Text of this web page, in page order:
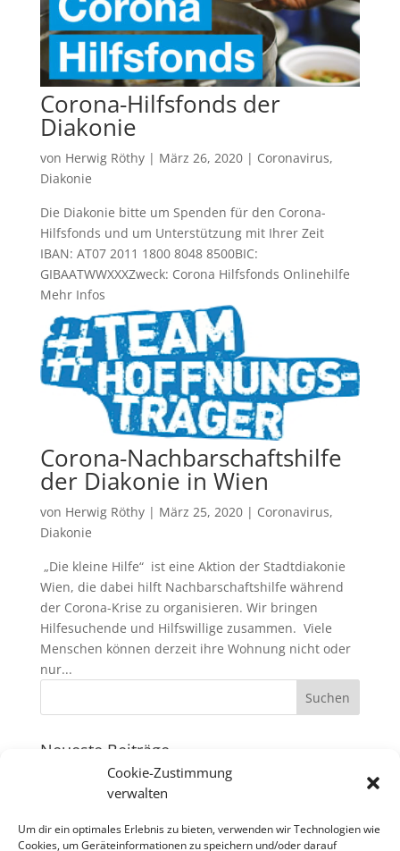
Cookie-Zustimmung
verwalten
Um dir ein optimales Erlebnis zu bieten, verwenden wir Technologien wie
Cookies, um Geräteinformationen zu speichern und/oder darauf
Corona-Hilfsfonds der
Diakonie
von Herwig Röthy| März 26, 2020| Coronavirus,
Diakonie
Die Diakonie bitte um Spenden für den Corona-
Hilfsfonds und um Unterstützung mit Ihrer Zeit
IBAN: AT07 2011 1800 8048 8500BIC:
GIBAATWWXXXZweck: Corona Hilfsfonds Onlinehilfe
Mehr Infos
Corona-Nachbarschaftshilfe
der Diakonie in Wien
von Herwig Röthy| März 25, 2020| Coronavirus,
Diakonie
„Die kleine Hilfe“ ist eine Aktion der Stadtdiakonie
Wien, die dabei hilft Nachbarschaftshilfe während
der Corona-Krise zu organisieren. Wir bringen
Hilfesuchende und Hilfswillige zusammen. Viele
Menschen können derzeit ihre Wohnung nicht oder
nur...
Neueste Beiträge
Weihnachtsgospelkonzert – Video
Konzert „Winterliche Reise“